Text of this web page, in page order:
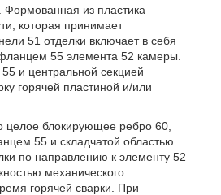
Формованная из пластика
которая принимает
51 отделки включает в себя
55 элемента 52 камеры.
и центральной секцией
горячей пластиной и/или
целое блокирующее ребро 60,
55 и складчатой областью
по направлению к элементу 52
механического
горячей сварки. При